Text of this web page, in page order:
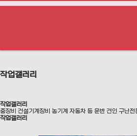
작업갤러리
작업갤러리
중장비 건설기계장비 농기계 자동차 등 운반 견인 구난
작업갤러리